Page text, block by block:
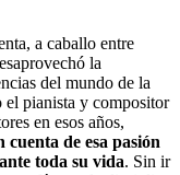
a caballo entre
la
del mundo de la
el pianista y compositor
en esos años,
de esa pasión
toda su vida. Sin ir